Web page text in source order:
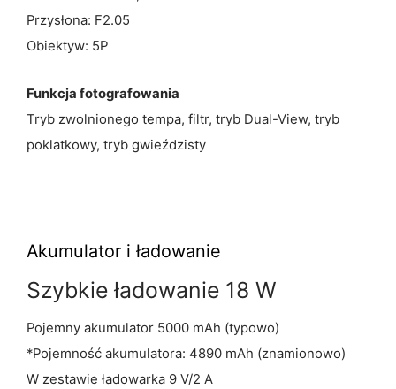
Przysłona: F2.05
Obiektyw: 5P
Funkcja fotografowania
Tryb zwolnionego tempa, filtr, tryb Dual-View, tryb
poklatkowy, tryb gwieździsty
Akumulator i ładowanie
Szybkie ładowanie 18 W
Pojemny akumulator 5000 mAh (typowo)
*Pojemność akumulatora: 4890 mAh (znamionowo)
W zestawie ładowarka 9 V/2 A